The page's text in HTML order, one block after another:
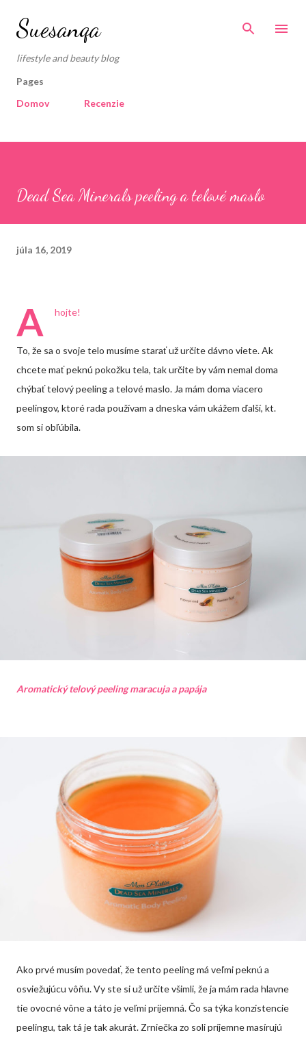
Suesanqa
lifestyle and beauty blog
Pages
Domov
Recenzie
Dead Sea Minerals peeling a telové maslo
júla 16, 2019
A hojte!
To, že sa o svoje telo musíme starať už určite dávno viete. Ak
chcete mať peknú pokožku tela, tak určite by vám nemal doma
chýbať telový peeling a telové maslo. Ja mám doma viacero
peelingov, ktoré rada používam a dneska vám ukážem ďalší, kt.
som si obľúbila.
Aromatický telový peeling maracuja a papája
Ako prvé musím povedať, že tento peeling má veľmi peknú a
osviežujúcu vôňu. Vy ste si už určite všimli, že ja mám rada hlavne
tie ovocné vône a táto je veľmi príjemná. Čo sa týka konzistencie
peelingu, tak tá je tak akurát. Zrniečka zo soli príjemne masírujú